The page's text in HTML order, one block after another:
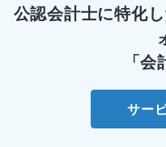
公認会計士に特化
「
サー